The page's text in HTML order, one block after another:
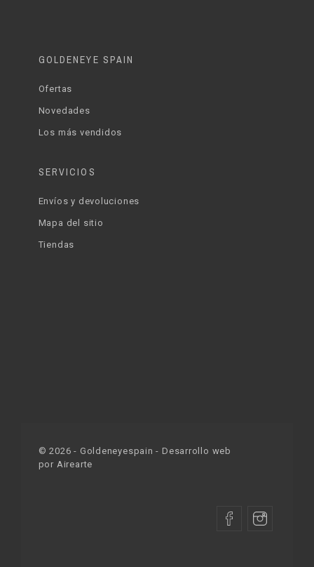
GOLDENEYE SPAIN
Ofertas
Novedades
Los más vendidos
SERVICIOS
Envíos y devoluciones
Mapa del sitio
Tiendas
©2026 - Goldeneyespain - Desarrollo web
por Airearte